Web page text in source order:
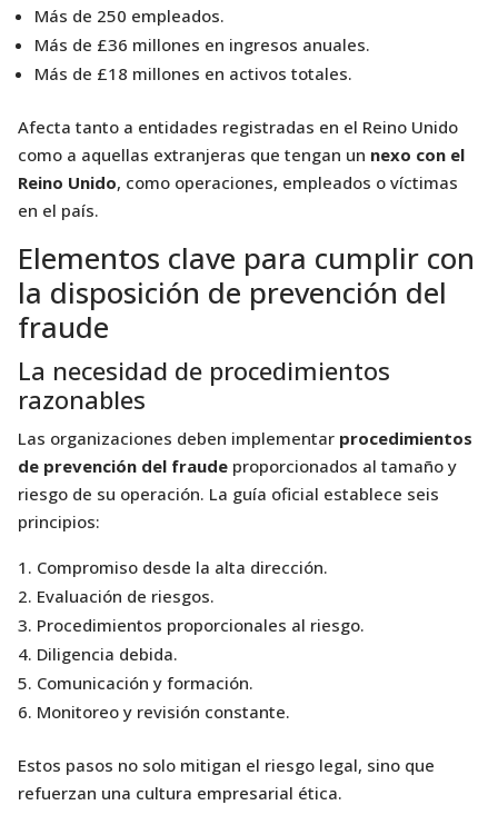
Más de 250 empleados.
Más de £36 millones en ingresos anuales.
Más de £18 millones en activos totales.
Afecta tanto a entidades registradas en el Reino Unido
como a aquellas extranjeras que tengan un nexo con el
Reino Unido, como operaciones, empleados o víctimas
en el país.
Elementos clave para cumplir con
la disposición de prevención del
fraude
La necesidad de procedimientos
razonables
Las organizaciones deben implementar procedimientos
de prevención del fraude proporcionados al tamaño y
riesgo de su operación. La guía oficial establece seis
principios:
Compromiso desde la alta dirección.
Evaluación de riesgos.
Procedimientos proporcionales al riesgo.
Diligencia debida.
Comunicación y formación.
Monitoreo y revisión constante.
Estos pasos no solo mitigan el riesgo legal, sino que
refuerzan una cultura empresarial ética.